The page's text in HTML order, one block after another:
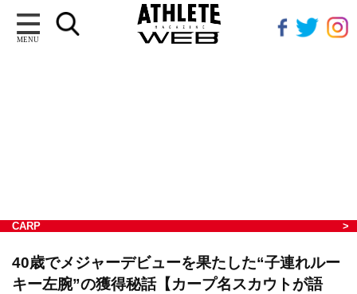
MENU
CARP
40歳でメジャーデビューを果たした“子連れルー
キー左腕”の獲得秘話【カープ名スカウトが語